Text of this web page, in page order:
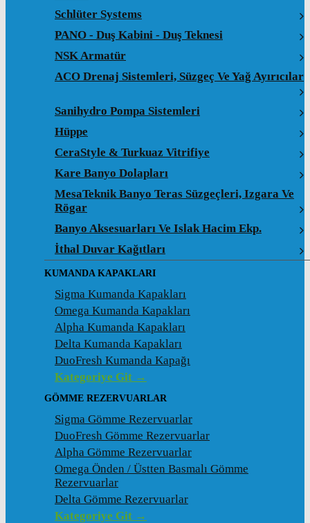
Schlüter Systems
PANO - Duş Kabini - Duş Teknesi
NSK Armatür
ACO Drenaj Sistemleri, Süzgeç Ve Yağ Ayırıcılar
Sanihydro Pompa Sistemleri
Hüppe
CeraStyle & Turkuaz Vitrifiye
Kare Banyo Dolapları
MesaTeknik Banyo Teras Süzgeçleri, Izgara Ve
Rögar
Banyo Aksesuarları Ve Islak Hacim Ekp.
İthal Duvar Kağıtları
KUMANDA KAPAKLARI
Sigma Kumanda Kapakları
Omega Kumanda Kapakları
Alpha Kumanda Kapakları
Delta Kumanda Kapakları
DuoFresh Kumanda Kapağı
Kategoriye Git →
GÖMME REZERVUARLAR
Sigma Gömme Rezervuarlar
DuoFresh Gömme Rezervuarlar
Alpha Gömme Rezervuarlar
Omega Önden / Üstten Basmalı Gömme
Rezervuarlar
Delta Gömme Rezervuarlar
Kategoriye Git →